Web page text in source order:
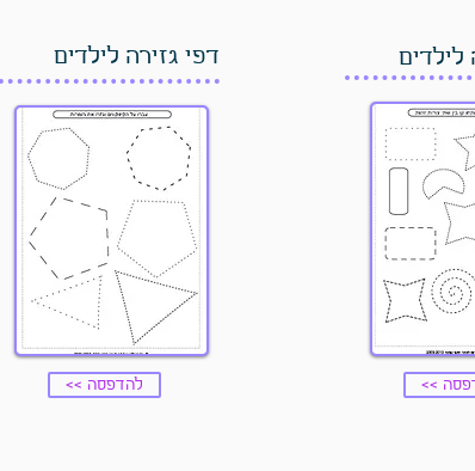
דפי גזירה לילדים
<< להדפסה
לילדים